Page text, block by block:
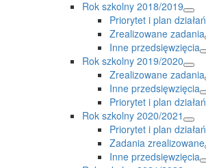
Rok szkolny 2018/2019
Priorytet i plan działań
Zrealizowane zadania
Inne przedsięwzięcia
Rok szkolny 2019/2020
Zrealizowane zadania
Inne przedsięwzięcia
Priorytet i plan działań
Rok szkolny 2020/2021
Priorytet i plan działań
Zadania zrealizowane
Inne przedsięwzięcia